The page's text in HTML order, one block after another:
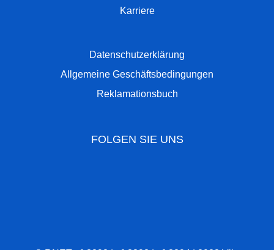
Karriere
Datenschutzerklärung
Allgemeine Geschäftsbedingungen
Reklamationsbuch
FOLGEN SIE UNS